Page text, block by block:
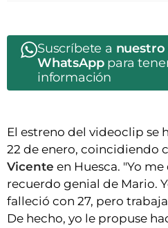
Suscríbete a nuestro
WhatsApppara
información
El estreno del videoclip se
22 de enero, coincidiendo
Vicente en Huesca. "Yo
recuerdo genial de Mario.
falleció con 27, pero
De hecho, yo le propuse